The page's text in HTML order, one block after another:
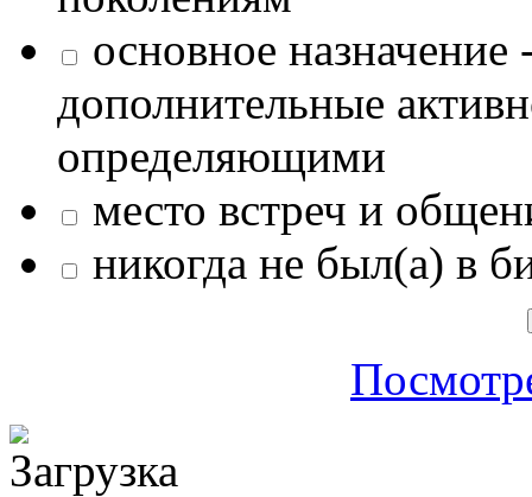
основное назначение
дополнительные
определяющими
место встреч и
никогда не был(а) в